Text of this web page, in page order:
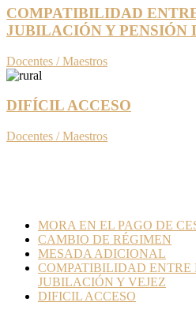
COMPATIBILIDAD
JUBILACIÓN Y PENSIÓN
Docentes / Maestros
DIFÍCIL ACCESO
Docentes / Maestros
MORA EN EL PAGO DE
CAMBIO DE RÉGIMEN
MESADA ADICIONAL
COMPATIBILIDAD ENTRE
JUBILACIÓN Y VEJEZ
DIFICIL ACCESO